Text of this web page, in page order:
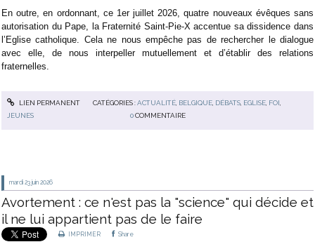
En outre, en ordonnant, ce 1er juillet 2026, quatre nouveaux évêques sans
autorisation du Pape, la Fraternité Saint-Pie-X accentue sa dissidence dans
l’Eglise catholique. Cela ne nous empêche pas de rechercher le dialogue
avec elle, de nous interpeller mutuellement et d’établir des relations
fraternelles.
LIEN PERMANENT CATÉGORIES :ACTUALITÉ, BELGIQUE, DÉBATS, EGLISE, FOI
JEUNES
0 COMMENTAIRE
mardi 23 juin 2026
Avortement : ce n'est pas la "science" qui décide et
il ne lui appartient pas de le faire
IMPRIMER Share